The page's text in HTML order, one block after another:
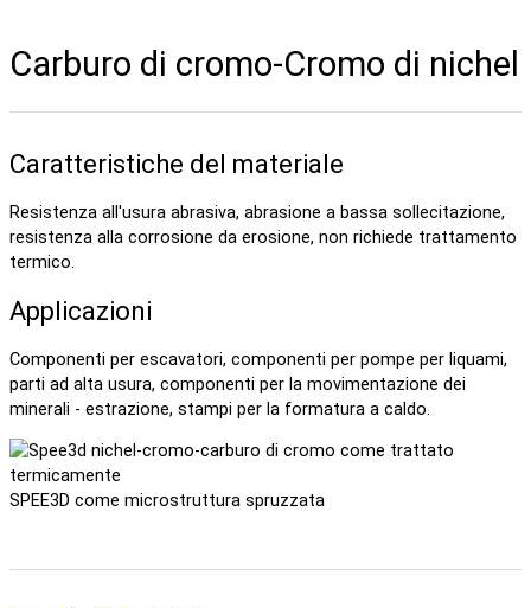
Carburo di cromo-Cromo di nichel
Caratteristiche del materiale
Resistenza all'usura abrasiva, abrasione a bassa sollecitazione,
resistenza alla corrosione da erosione, non richiede trattamento
termico.
Applicazioni
Componenti per escavatori, componenti per pompe per liquami,
parti ad alta usura, componenti per la movimentazione dei
minerali - estrazione, stampi per la formatura a caldo.
SPEE3D come microstruttura spruzzata